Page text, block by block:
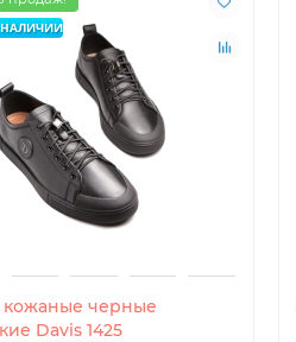
Ajax
черные
Davis 1425
НАЛИЧИИ